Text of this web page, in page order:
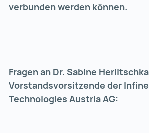
verbunden werden können.
Fragen an Dr. Sabine
Vorstandsvorsitzende der
Technologies Austria AG: